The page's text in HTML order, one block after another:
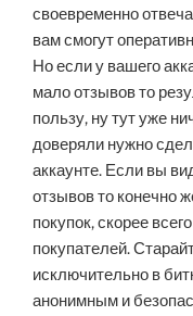
своевременно
вам смогут
Но если у вашего
мало отзывов то
пользу, ну тут уже
доверяли нужно
аккаунте. Если вы
отзывов то конечно
покупок, скорее
покупателей.
исключительно в
анонимным и